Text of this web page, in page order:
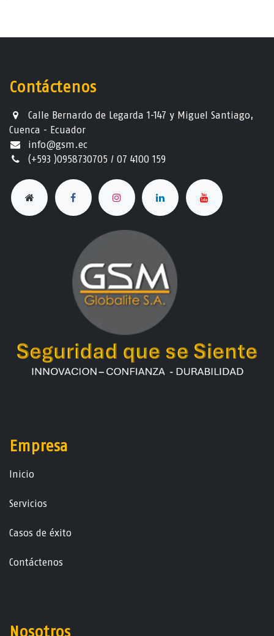
Contáctenos
Calle Bernardo de Legarda 1-147 y Miguel Santiago,
Cuenca - Ecuador
info@gsm.ec​
(+593 )0958730705 / 07 4100 159
Empresa
Ini​ci​o
Servicios
Casos de éxito
Contáctenos
Nosotros